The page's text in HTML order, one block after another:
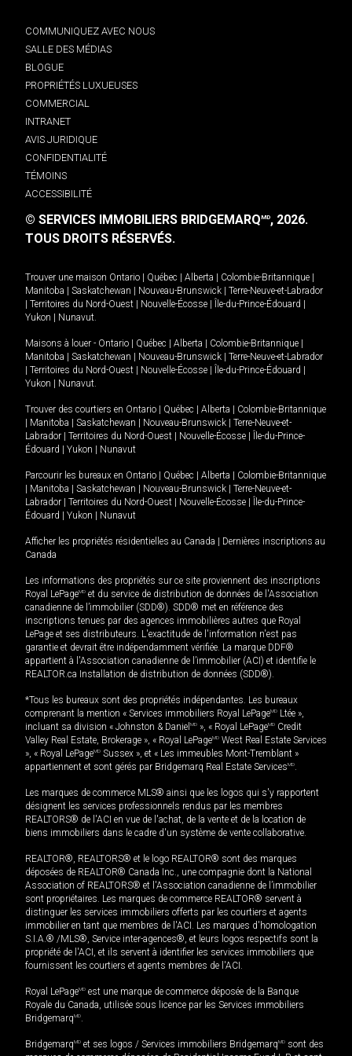
COMMUNIQUEZ AVEC NOUS
SALLE DES MÉDIAS
BLOGUE
PROPRIÉTÉS LUXUEUSES
COMMERCIAL
INTRANET
AVIS JURIDIQUE
CONFIDENTIALITÉ
TÉMOINS
ACCESSIBILITÉ
© SERVICES IMMOBILIERS BRIDGEMARQMD, 2026.
TOUS DROITS RÉSERVÉS.
Trouver une maison Ontario Québec Alberta Colombie-Britannique
Manitoba
Saskatchewan Nouveau-Brunswick
Terre-Neuve-et-Labrador
Territoires du Nord-Ouest Nouvelle-Écosse Île-du-Prince-Édouard
Yukon
Nunavut.
Maisons à louer - Ontario Québec Alberta Colombie-Britannique
Manitoba
Saskatchewan Nouveau-Brunswick
Terre-Neuve-et-Labrador
Territoires du Nord-Ouest Nouvelle-Écosse Île-du-Prince-Édouard
Yukon
Nunavut.
Trouver des courtiers en Ontario Québec Alberta
Colombie-Britannique
Manitoba Saskatchewan Nouveau-Brunswick
Terre-Neuve-et-
Labrador
Territoires du Nord-Ouest Nouvelle-Écosse
Île-du-Prince-
Édouard
Yukon Nunavut
Parcourir les bureaux en Ontario Québec Alberta
Colombie-Britannique
Manitoba Saskatchewan Nouveau-Brunswick
Terre-Neuve-et-
Labrador
Territoires du Nord-Ouest Nouvelle-Écosse
Île-du-Prince-
Édouard
Yukon Nunavut
Afficher les propriétés résidentielles au Canada
Dernières inscriptions au
Canada
Les informations des propriétés sur ce site proviennent des inscriptions
Royal LePageMD et du service de distribution de données de l'Association
canadienne de l’immobilier (SDD®). SDD® met en référence des
inscriptions tenues par des agences immobilières autres que Royal
LePage et ses distributeurs. L'exactitude de l'information n'est pas
garantie et devrait être indépendamment vérifiée. La marque DDF®
appartient à l'Association canadienne de l’immobilier (ACI) et identifie le
REALTOR.ca Installation de distribution de données (SDD®).
*Tous les bureaux sont des propriétés indépendantes. Les bureaux
comprenant la mention « Services immobiliers Royal LePageMD Ltée »,
incluant sa division « Johnston & Daniel MD », « Royal LePageMD Credit
Valley Real Estate, Brokerage », « Royal LePageMD West Real Estate Services
», « Royal LePageMD Sussex », et « Les immeubles Mont-Tremblant »
appartiennent et sont gérés par Bridgemarq Real Estate ServicesMD.
Les marques de commerce MLS® ainsi que les logos qui s'y rapportent
désignent les services professionnels rendus par les membres
REALTORS® de l'ACI en vue de l'achat, de la vente et de la location de
biens immobiliers dans le cadre d'un système de vente collaborative.
REALTOR®, REALTORS® et le logo REALTOR® sont des marques
déposées de REALTOR® Canada Inc., une compagnie dont la National
Association of REALTORS® et l'Association canadienne de l’immobilier
sont propriétaires. Les marques de commerce REALTOR® servent à
distinguer les services immobiliers offerts par les courtiers et agents
immobilier en tant que membres de l'ACI. Les marques d'homologation
S.I.A.® /MLS®, Service inter-agences®, et leurs logos respectifs sont la
propriété de l'ACI, et ils servent à identifier les services immobiliers que
fournissent les courtiers et agents membres de l'ACI.
Royal LePageMD est une marque de commerce déposée de la Banque
Royale du Canada, utilisée sous licence par les Services immobiliers
BridgemarqMD.
BridgemarqMD et ses logos / Services immobiliers BridgemarqMD sont des